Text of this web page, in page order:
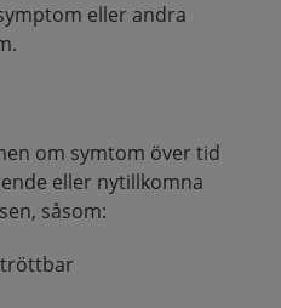
eller andra
om symtom över tid
eller nytillkomna
såsom: